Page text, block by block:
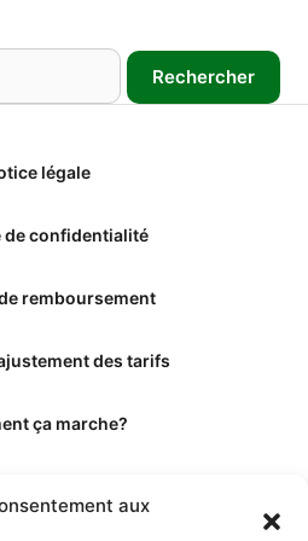
aux
légale
de confidentialité
remboursement
des tarifs
ça marche?